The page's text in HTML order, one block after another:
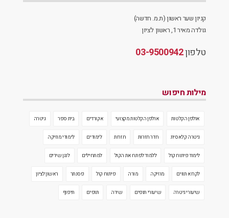
קניון שער ראשון (ת.מ. חדשה)
גולדה מאיר 1, ראשון לציון
טלפון03-9500942
מילות חיפוש
אולפן הקלטות אולפן הקלטות מקצועי אקורדים בית ספר גיטרה
גיטרה קלאסית חדר חזרות חזרות לימודים לימודי מוזיקה
לימוד פיתוח קול ללמוד לפתח את הקול למתחילים לנגן שירים
לקרוא תווים מוזיקה מורה פיתוח קול פסנתר ראשון לציון
שיעורי גיטרה שיעורי תופים שירה תופים תיפוף